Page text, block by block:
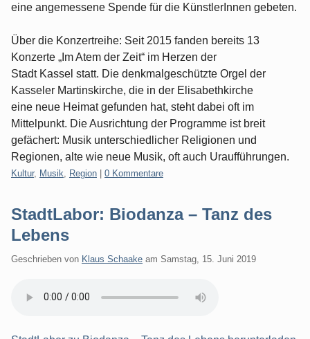
eine angemessene Spende für die KünstlerInnen gebeten.
Über die Konzertreihe: Seit 2015 fanden bereits 13
Konzerte „Im Atem der Zeit“ im Herzen der
Stadt Kassel statt. Die denkmalgeschützte Orgel der
Kasseler Martinskirche, die in der Elisabethkirche
eine neue Heimat gefunden hat, steht dabei oft im
Mittelpunkt. Die Ausrichtung der Programme ist breit
gefächert: Musik unterschiedlicher Religionen und
Regionen, alte wie neue Musik, oft auch Uraufführungen.
Kategorien:
Kultur, Musik Region | 0 Kommentare
StadtLabor: Biodanza – Tanz des
Lebens
Geschrieben von Klaus Schaake am Samstag, 15. Juni 2019